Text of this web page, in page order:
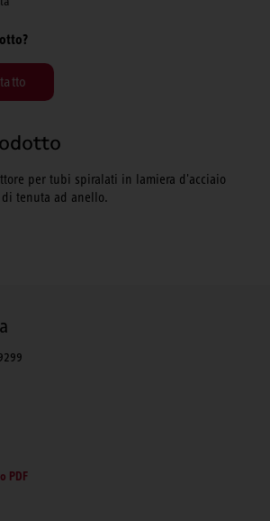
per tubi spiralati in lamiera d'acciaio
di tenuta ad anello.
PDF